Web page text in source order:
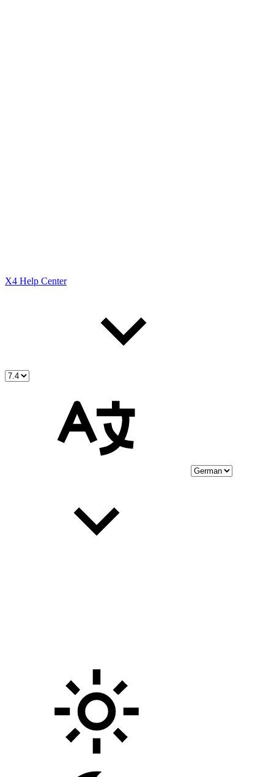
X4 Help Center